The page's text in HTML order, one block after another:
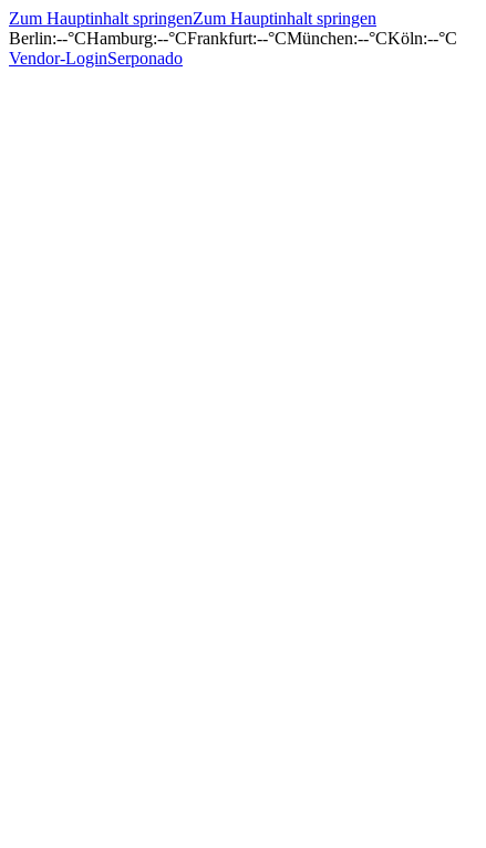
Zum Hauptinhalt springenZum Hauptinhalt springen
Berlin:--°CHamburg:--°CFrankfurt:--°CMünchen:--°CKöln:--°C
Vendor-LoginSerponado